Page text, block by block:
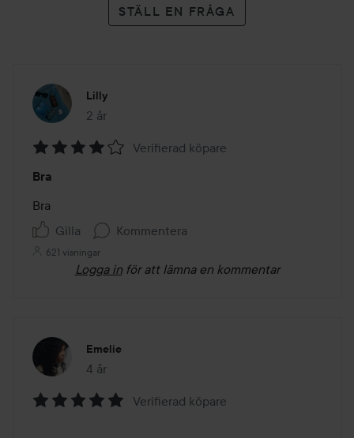
STÄLL EN FRÅGA
Lilly
2 år
Inlägget skapades 2 år
4
av
5
Verifierad köpare
Bra
Bra
Gilla
Kommentera
621 visningar
Logga in för att lämna en kommentar
Emelie
4 år
Inlägget skapades 4 år
Verifierad köpare